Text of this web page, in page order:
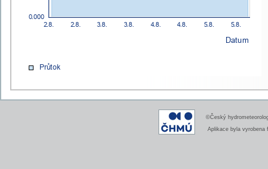
©Český
Aplikace byla vyrobena